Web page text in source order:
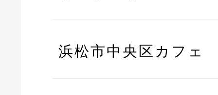
浜松市中央区カフェ